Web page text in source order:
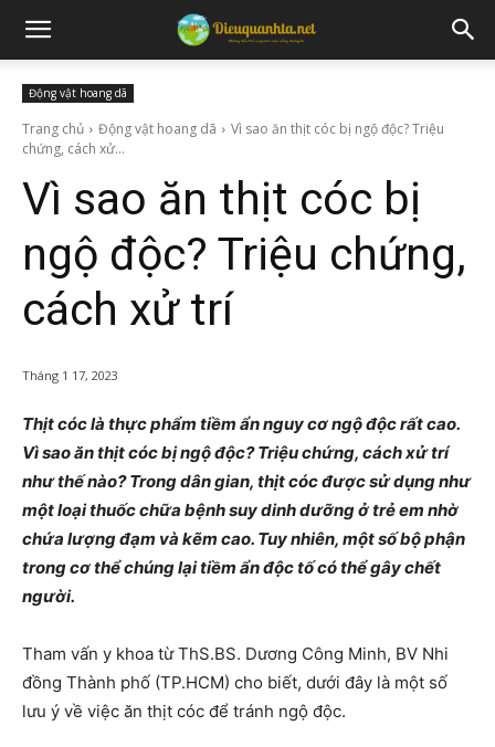
Động vật hoang dã
Trang chủ Động vật hoang dã
Vì sao ăn thịt cóc bị ngộ độc? Triệu
chứng, cách xử...
Vì sao ăn thịt cóc bị
ngộ độc? Triệu chứng,
cách xử trí
Tháng 1 17, 2023
Thịt cóc là thực phẩm tiềm ẩn nguy cơ ngộ độc rất cao.
Vì sao ăn thịt cóc bị ngộ độc? Triệu chứng, cách xử trí
như thế nào? Trong dân gian, thịt cóc được sử dụng như
một loại thuốc chữa bệnh suy dinh dưỡng ở trẻ em nhờ
chứa lượng đạm và kẽm cao. Tuy nhiên, một số bộ phận
trong cơ thể chúng lại tiềm ẩn độc tố có thể gây chết
người.
Tham vấn y khoa từ ThS.BS. Dương Công Minh, BV Nhi
đồng Thành phố (TP.HCM) cho biết, dưới đây là một số
lưu ý về việc ăn thịt cóc để tránh ngộ độc.